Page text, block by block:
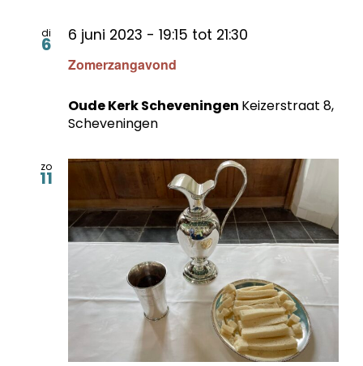
di
6
Zomerzangavond
6 juni 2023 - 19:15 tot 21:30
Oude Kerk Scheveningen Keizerstraat 8,
Scheveningen
zo
11